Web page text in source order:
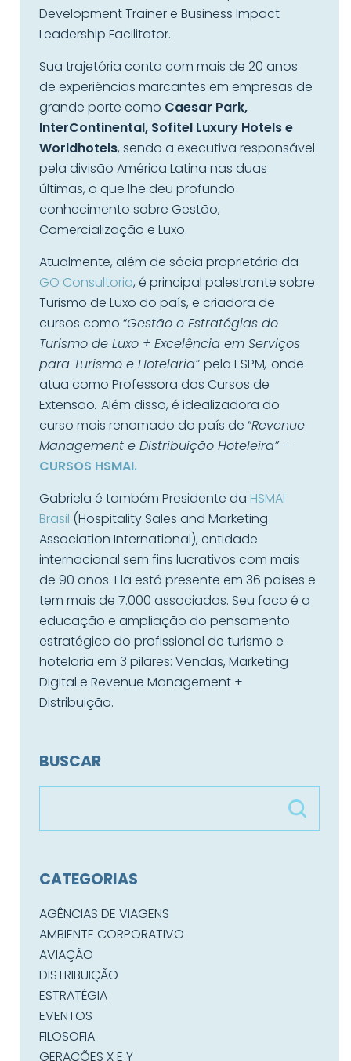
Development Trainer e Business Impact
Leadership Facilitator.
Sua trajetória conta com mais de 20 anos
de experiências marcantes em empresas de
grande porte como Caesar Park,
InterContinental, Sofitel Luxury Hotels e
Worldhotels, sendo a executiva responsável
pela divisão América Latina nas duas
últimas, o que lhe deu profundo
conhecimento sobre Gestão,
Comercialização e Luxo.
Atualmente, além de sócia proprietária da
GO Consultoria, é principal palestrante sobre
Turismo de Luxo do país, e criadora de
cursos como “Gestão e Estratégias do
Turismo de Luxo + Excelência em Serviços
para Turismo e Hotelaria”pela ESPM, onde
atua como Professora dos Cursos de
Extensão. Além disso, é idealizadora do
curso mais renomado do país de “Revenue
Management e Distribuição Hoteleira”–
CURSOS HSMAI.
Gabriela é também Presidente da HSMAI
Brasil (Hospitality Sales and Marketing
Association International), entidade
internacional sem fins lucrativos com mais
de 90 anos. Ela está presente em 36 países e
tem mais de 7.000 associados. Seu foco é a
educação e ampliação do pensamento
estratégico do profissional de turismo e
hotelaria em 3 pilares: Vendas, Marketing
Digital e Revenue Management +
Distribuição.
BUSCAR
CATEGORIAS
AGÊNCIAS DE VIAGENS
AMBIENTE CORPORATIVO
AVIAÇÃO
DISTRIBUIÇÃO
ESTRATÉGIA
EVENTOS
FILOSOFIA
GERAÇÕES X E Y